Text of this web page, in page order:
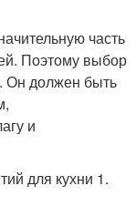
часть
Поэтому выбор
Он должен быть
и
для кухни 1.